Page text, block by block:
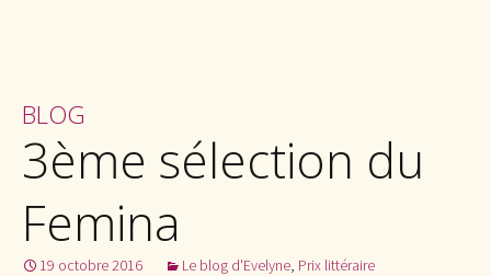
BLOG
3ème sélection du
Femina
19 octobre 2016 Le blog d'Evelyne, Prix littéraire